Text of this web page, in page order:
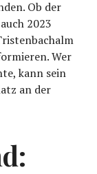
Ob der
2023
Wer
kann sein
an der